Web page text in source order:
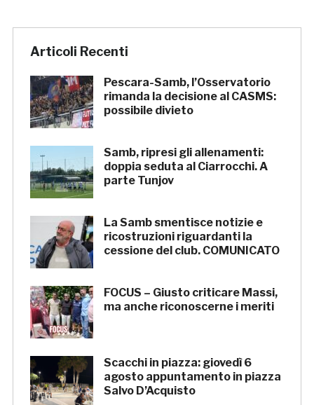
Articoli Recenti
Pescara-Samb, l’Osservatorio
rimanda la decisione al CASMS:
possibile divieto
Samb, ripresi gli allenamenti:
doppia seduta al Ciarrocchi. A
parte Tunjov
La Samb smentisce notizie e
ricostruzioni riguardanti la
cessione del club. COMUNICATO
FOCUS – Giusto criticare Massi,
ma anche riconoscerne i meriti
Scacchi in piazza: giovedì 6
agosto appuntamento in piazza
Salvo D’Acquisto